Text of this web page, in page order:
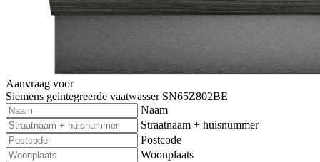
Aanvraag voor
Siemens geintegreerde vaatwasser SN65Z802BE
Naam
Straatnaam + huisnummer
Postcode
Woonplaats